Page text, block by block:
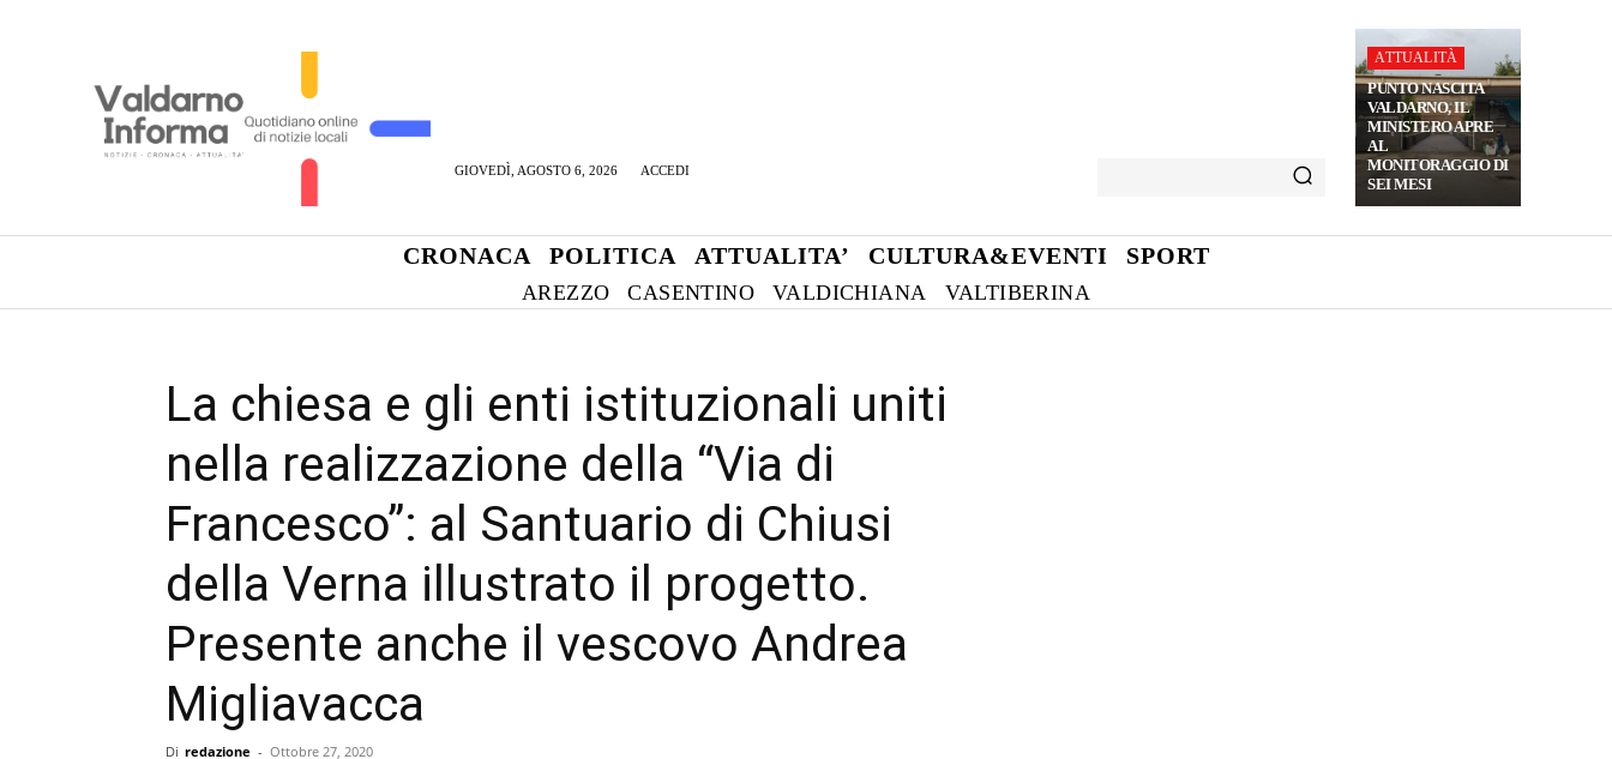
GIOVEDÌ, AGOSTO 6, 2026 ACCEDI
ATTUALITÀ
PUNTO NASCITA
VALDARNO, IL
MINISTERO APRE
AL
MONITORAGGIO DI
SEI MESI
CRONACA POLITICA ATTUALITA’ CULTURA&EVENTI SPORT
AREZZO CASENTINO VALDICHIANA VALTIBERINA
La chiesa e gli enti istituzionali uniti
nella realizzazione della “Via di
Francesco”: al Santuario di Chiusi
della Verna illustrato il progetto.
Presente anche il vescovo Andrea
Migliavacca
Di redazione - Ottobre 27, 2020